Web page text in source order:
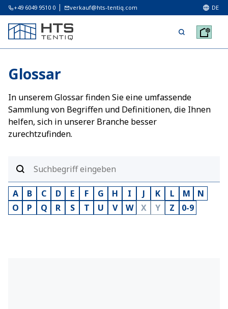
+49 6049 9510 0 verkauf@hts-tentiq.com DE
Glossar
In unserem Glossar finden Sie eine umfassende
Sammlung von Begriffen und Definitionen, die Ihnen
helfen, sich in unserer Branche besser
zurechtzufinden.
A B C D E F G H I J K L M
N
O
P Q R S T U V W X Y Z 0-9